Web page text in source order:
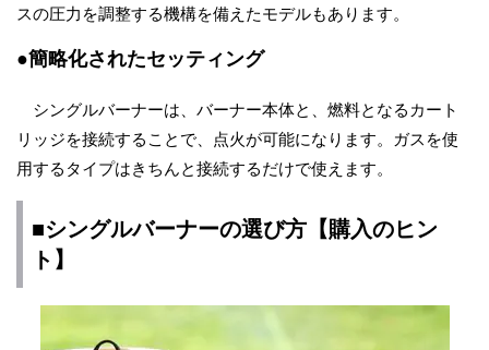
スの圧力を調整する機構を備えたモデルもあります。
●簡略化されたセッティング
シングルバーナーは、バーナー本体と、燃料となるカート
リッジを接続することで、点火が可能になります。ガスを使
用するタイプはきちんと接続するだけで使えます。
■シングルバーナーの選び方【購入のヒン
ト】